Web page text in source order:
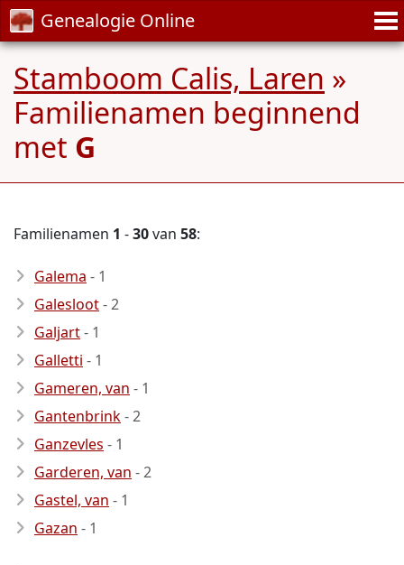
Genealogie Online
Stamboom Calis, Laren »
Familienamen beginnend
met G
Familienamen 1 -30van 58:
Galema - 1
Galesloot- 2
Galjart- 1
Galletti - 1
Gameren, van - 1
Gantenbrink- 2
Ganzevles - 1
Garderen, van - 2
Gastel, van - 1
Gazan - 1